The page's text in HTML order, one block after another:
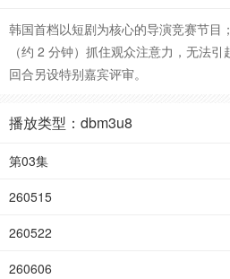
韩国首档以短剧为核心的导演竞赛节目
（约 2 分钟）抓住观众注意力，无法
回合另设特别嘉宾评审。
播放类型：dbm3u8
第03集
260515
260522
260606